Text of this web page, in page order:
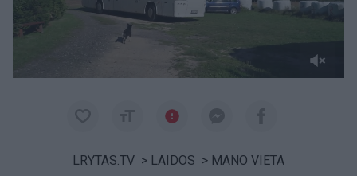
LRYTAS.TV > LAIDOS > MANO VIETA